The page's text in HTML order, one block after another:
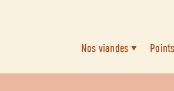
Nos viandes